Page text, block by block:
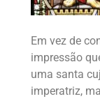
Em vez de
impressão
uma santa
imperatriz,